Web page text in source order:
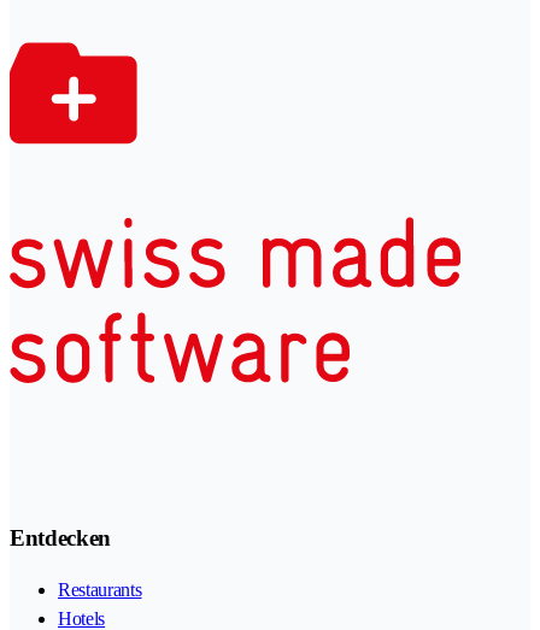
Entdecken
Restaurants
Hotels